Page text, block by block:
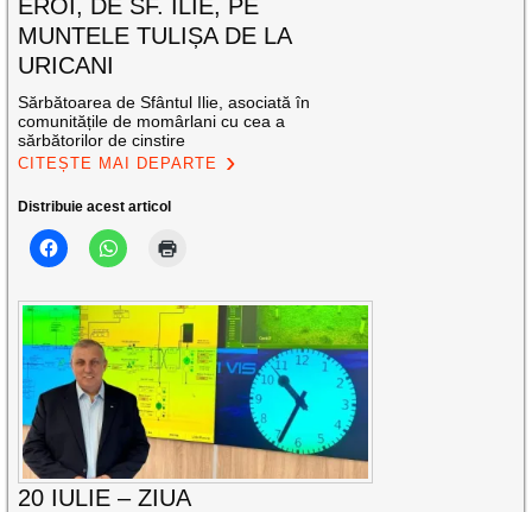
EROI, DE SF. ILIE, PE
MUNTELE TULIȘA DE LA
URICANI
Sărbătoarea de Sfântul Ilie, asociată în
comunitățile de momârlani cu cea a
sărbătorilor de cinstire
CITEȘTE MAI DEPARTE
Distribuie acest articol
20 IULIE – ZIUA